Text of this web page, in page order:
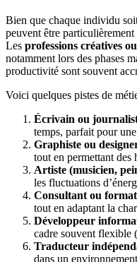
Bien que chaque individu
peuvent être
Les professions créatives
notamment lors des phases
productivité sont souvent
Voici quelques pistes de
Écrivain ou
temps, parfait pour
Graphiste ou
tout en permettant des
Artiste (musicien,
les fluctuations
Consultant ou
tout en adaptant la
Développeur
cadre souvent flexible
Traducteur
dans un